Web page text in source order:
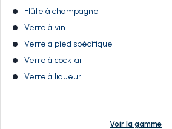
Flûte à champagne
Verre à vin
Verre à pied spécifique
Verre à cocktail
Verre à liqueur
Voir la gamme